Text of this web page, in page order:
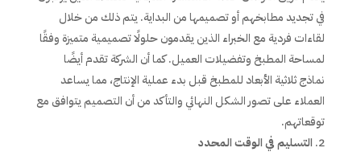
في تجديد مطابخهم أو تصميمها من البداية. يتم ذلك من خلال
لقاءات فردية مع الخبراء الذين يقدمون حلولًا تصميمية متميزة وفقًا
لمساحة المطبخ وتفضيلات العميل. كما أن الشركة تقدم أيضًا
نماذج ثلاثية الأبعاد للمطبخ قبل بدء عملية الإنتاج، مما يساعد
العملاء على تصور الشكل النهائي والتأكد من أن التصميم يتوافق مع
توقعاتهم.
التسليم في الوقت المحدد